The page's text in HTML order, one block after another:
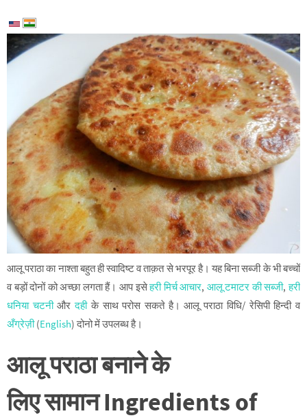
आलू पराठा का नाश्ता बहुत ही स्वादिष्ट व ताक़त से भरपूर है। यह बिना सब्जी के भी बच्चों
व बड़ों दोनों को अच्छा लगता हैं। आप इसेहरी मिर्च आचार, आलू टमाटर की सब्जी, हरी
धनिया चटनीऔरदहीके साथ परोस सकते है। आलू पराठा विधि/ रेसिपी हिन्दी व
अँग्रेज़ी(English) दोनो में उपलब्ध है।
आलू पराठा बनाने के
लिए सामानIngredients of